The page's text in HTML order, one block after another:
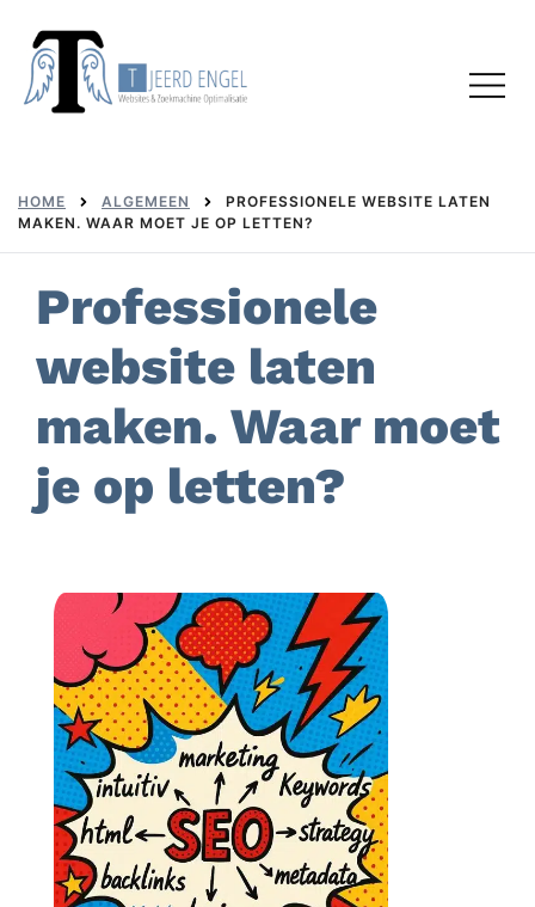
content
menu
HOME ALGEMEEN
PROFESSIONELE WEBSITE LATEN
MAKEN. WAAR MOET JE OP LETTEN?
Professionele
website laten
maken. Waar moet
je op letten?